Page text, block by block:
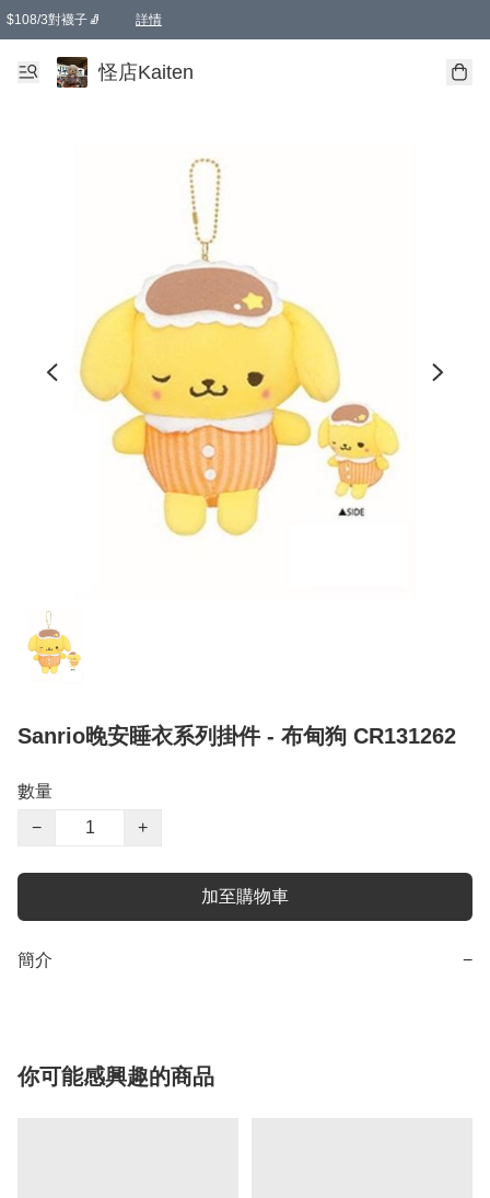
$108/3對襪子🧦 詳情
卡通傘☂️2把8折
購物滿 HKD 650.00即享免運費優惠！（適用於 本地送貨、本地取貨 )
怪店Kaiten
Sanrio晚安睡衣系列掛件 - 布甸狗 CR131262
數量
−
+
加至購物車
簡介 −
你可能感興趣的商品